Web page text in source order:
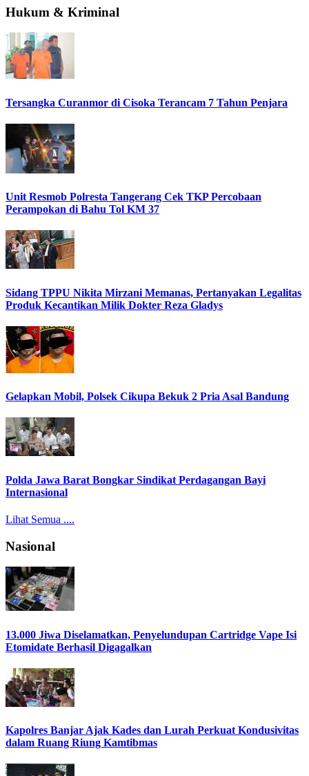
Hukum & Kriminal
Tersangka Curanmor di Cisoka Terancam 7 Tahun Penjara
Unit Resmob Polresta Tangerang Cek TKP Percobaan
Perampokan di Bahu Tol KM 37
Sidang TPPU Nikita Mirzani Memanas, Pertanyakan Legalitas
Produk Kecantikan Milik Dokter Reza Gladys
Gelapkan Mobil, Polsek Cikupa Bekuk 2 Pria Asal Bandung
Polda Jawa Barat Bongkar Sindikat Perdagangan Bayi
Internasional
Lihat Semua ....
Nasional
13.000 Jiwa Diselamatkan, Penyelundupan Cartridge Vape Isi
Etomidate Berhasil Digagalkan
Kapolres Banjar Ajak Kades dan Lurah Perkuat Kondusivitas
dalam Ruang Riung Kamtibmas